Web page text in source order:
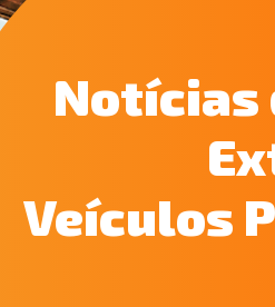
Notícias
Veículos